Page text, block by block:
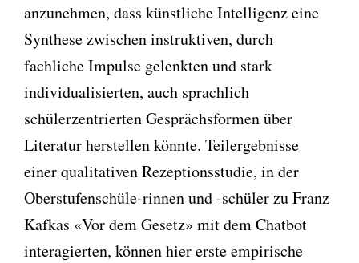
anzunehmen, dass künstliche Intelligenz eine
Synthese zwischen instruktiven, durch
fachliche Impulse gelenkten und stark
individualisierten, auch sprachlich
schülerzentrierten Gesprächsformen über
Literatur herstellen könnte. Teilergebnisse
einer qualitativen Rezeptionsstudie, in der
Oberstufenschüle-rinnen und -schüler zu Franz
Kafkas «Vor dem Gesetz» mit dem Chatbot
interagierten, können hier erste empirische